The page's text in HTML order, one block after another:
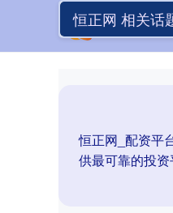
恒正网_配资平
供最可靠的投资
恒正网 相关话